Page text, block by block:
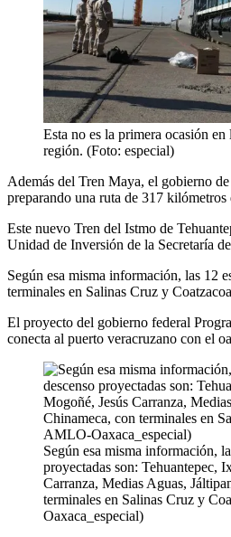
Esta no es la primera ocasión
región. (Foto: especial)
Además del Tren Maya, el gobierno
preparando una ruta de 317
Este nuevo Tren del Istmo de
Unidad de Inversión de la Secretaría
Según esa misma información, las 12
terminales en Salinas Cruz y
El proyecto del gobierno federal
conecta al puerto veracruzano con el
Según esa misma información,
proyectadas son: Tehuantepec,
Carranza, Medias Aguas,
terminales en Salinas Cruz y
Oaxaca_especial)